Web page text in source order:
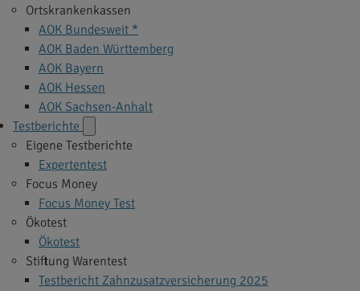
Ortskrankenkassen
AOK Bundesweit *
AOK Baden Württemberg
AOK Bayern
AOK Hessen
AOK Sachsen-Anhalt
Testberichte
Eigene Testberichte
Expertentest
Focus Money
Focus Money Test
Ökotest
Ökotest
Stiftung Warentest
Testbericht Zahnzusatzversicherung 2025